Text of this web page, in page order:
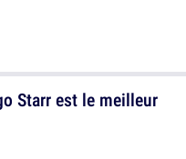
Starr est le meilleur